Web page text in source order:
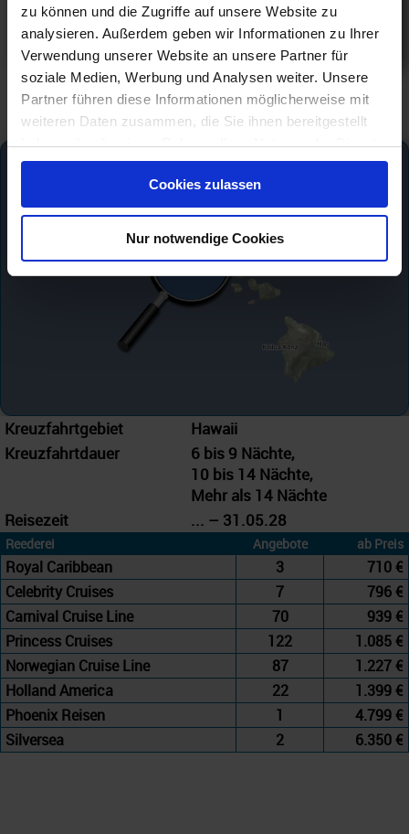
zu können und die Zugriffe auf unsere Website zu
analysieren. Außerdem geben wir Informationen zu Ihrer
Verwendung unserer Website an unsere Partner für
soziale Medien, Werbung und Analysen weiter. Unsere
Partner führen diese Informationen möglicherweise mit
weiteren Daten zusammen, die Sie ihnen bereitgestellt
haben oder die sie im Rahmen Ihrer Nutzung der Dienste
gesammelt haben.
Cookies zulassen
Nur notwendige Cookies
ab758 €
am 29.04.27
Kreuzfahrtgebiet
Hawaii
Kreuzfahrtdauer
6 bis 9 Nächte,
10 bis 14 Nächte,
Mehr als 14 Nächte
Reisezeit
... – 31.05.28
Reederei Angebote ab Preis
Royal Caribbean 3
710 €
Celebrity Cruises
7
796 €
Carnival Cruise Line
70
939 €
Princess Cruises
122
1.085 €
Norwegian Cruise Line
87
1.227 €
Holland America
22
1.399 €
Phoenix Reisen
1
4.799 €
Silversea
2 6.350 €